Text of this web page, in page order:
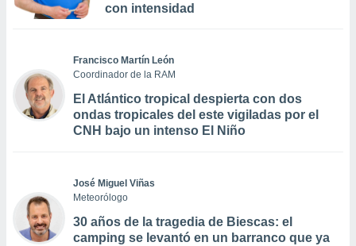
con intensidad
Francisco Martín León
Coordinador de la RAM
El Atlántico tropical despierta con dos
ondas tropicales del este vigiladas por el
CNH bajo un intenso El Niño
José Miguel Viñas
Meteorólogo
30 años de la tragedia de Biescas: el
camping se levantó en un barranco que ya